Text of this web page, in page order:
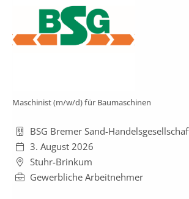
Maschinist (m/w/d) für Baumaschinen
BSG Bremer Sand-
3. August 2026
Stuhr-Brinkum
Gewerbliche Arbeitnehmer